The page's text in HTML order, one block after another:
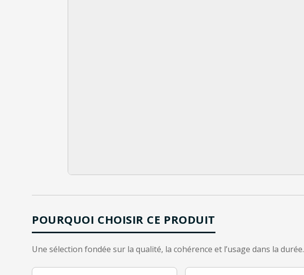
POURQUOI CHOISIR CE PRODUIT
Une sélection fondée sur la qualité, la cohérence et l’usage dans la durée.